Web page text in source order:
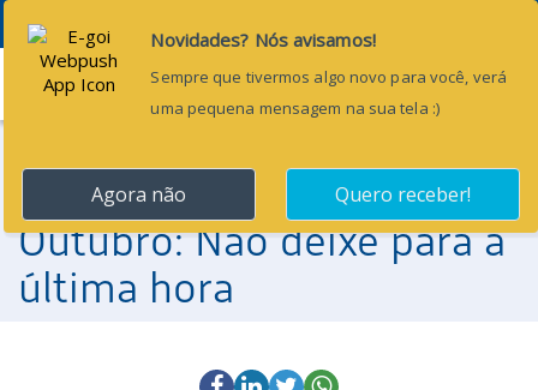
Menu
Obrigações Contábeis de
Outubro: Não deixe para a
última hora